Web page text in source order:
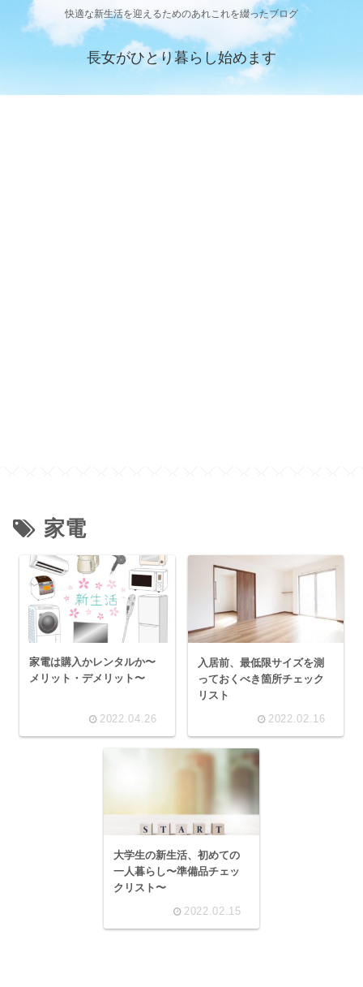
快適な新生活を迎えるためのあれこれを綴ったブログ
長女がひとり暮らし始めます
家電
家電は購入かレンタルか〜
メリット・デメリット〜
2022.04.26
入居前、最低限サイズを測
っておくべき箇所チェック
リスト
2022.02.16
大学生の新生活、初めての
一人暮らし〜準備品チェッ
クリスト〜
2022.02.15